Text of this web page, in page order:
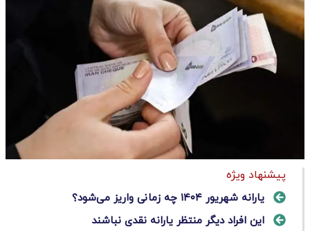
پیشنهاد ویژه
یارانه شهریور ۱۴۰۴ چه زمانی واریز می‌شود؟
این افراد دیگر منتظر یارانه نقدی نباشند